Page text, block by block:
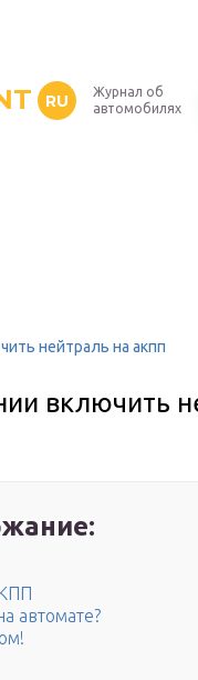
RU
Журнал об
автомобилях
нейтраль на акпп
включить
автомате?